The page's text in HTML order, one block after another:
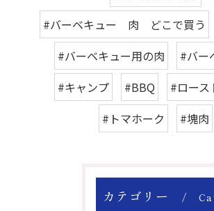
#バーベキュー 肉 どこで買う
#バーベキュー用の肉
#バー
#キャンプ
#BBQ
#ロース
#トマホーク
#塊肉
カテゴリー